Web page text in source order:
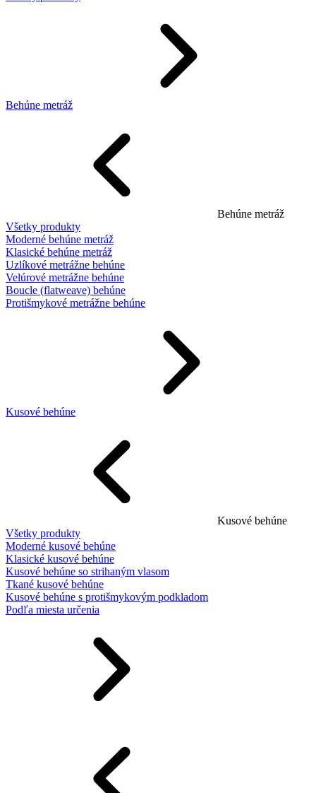
Behúne metráž
Behúne metráž
Všetky produkty
Moderné behúne metráž
Klasické behúne metráž
Uzlíkové metrážne behúne
Velúrové metrážne behúne
Boucle (flatweave) behúne
Protišmykové metrážne behúne
Kusové behúne
Kusové behúne
Všetky produkty
Moderné kusové behúne
Klasické kusové behúne
Kusové behúne so strihaným vlasom
Tkané kusové behúne
Kusové behúne s protišmykovým podkladom
Podľa miesta určenia